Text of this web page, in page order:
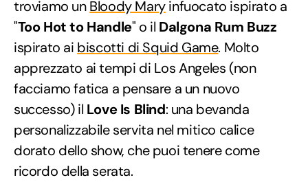
troviamo unBloody Maryinfuocato ispirato a
"Too Hot to Handle" o il Dalgona Rum Buzz
ispirato ai biscotti di Squid Game. Molto
apprezzato ai tempi di Los Angeles (non
facciamo fatica a pensare a un nuovo
successo) il Love Is Blind: una bevanda
personalizzabile servita nel mitico calice
dorato dello show, che puoi tenere come
ricordo della serata.